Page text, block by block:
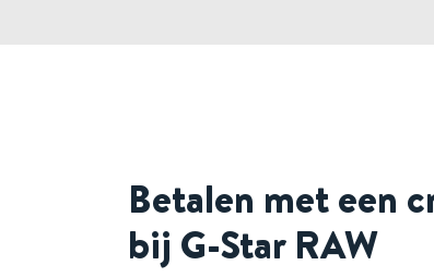
Betalen met een
bij G-Star RAW